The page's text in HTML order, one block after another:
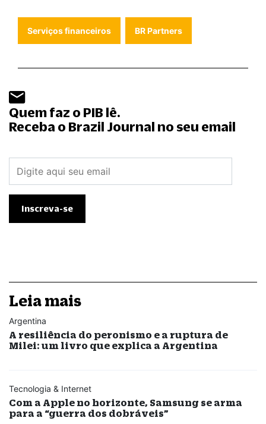
Serviços financeiros BR Partners
Quem faz o PIB lê.
Receba o Brazil Journal no seu email
Leia mais
Argentina
A resiliência do peronismo e a ruptura de
Milei: um livro que explica a Argentina
Tecnologia & Internet
Com a Apple no horizonte, Samsung se arma
para a “guerra dos dobráveis”